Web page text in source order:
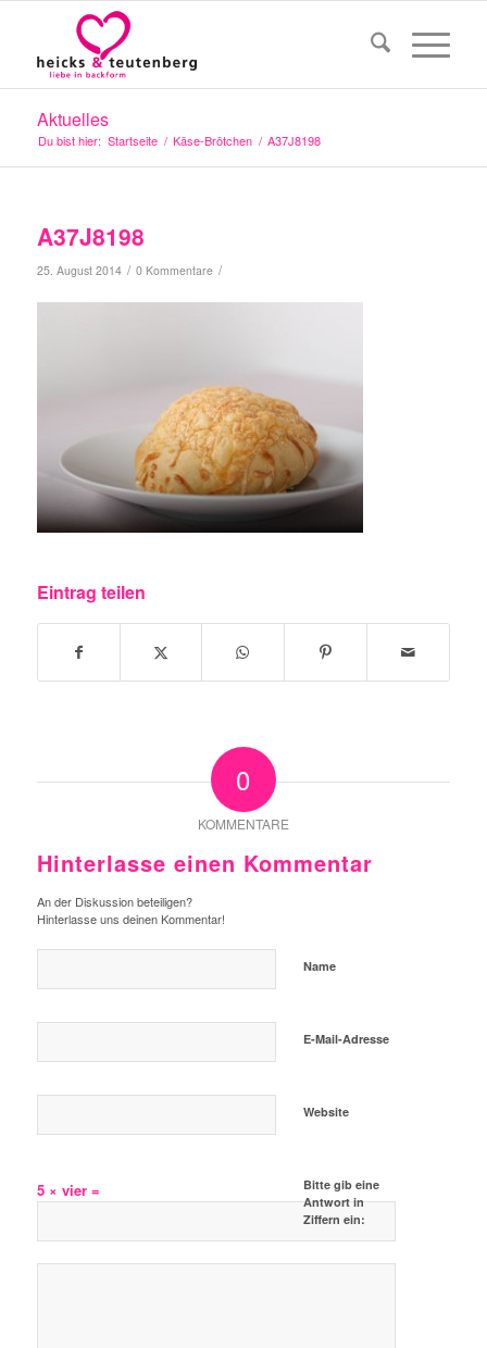
Aktuelles
Du bist hier: Startseite / Käse-Brötchen / A37J8198
A37J8198
25. August 2014 / 0 Kommentare /
Eintrag teilen
0
KOMMENTARE
Hinterlasse einen Kommentar
An der Diskussion beteiligen?
Hinterlasse uns deinen Kommentar!
Name
E-Mail-Adresse
Website
Bitte gib eine
Antwort in
Ziffern ein:
5 × vier =